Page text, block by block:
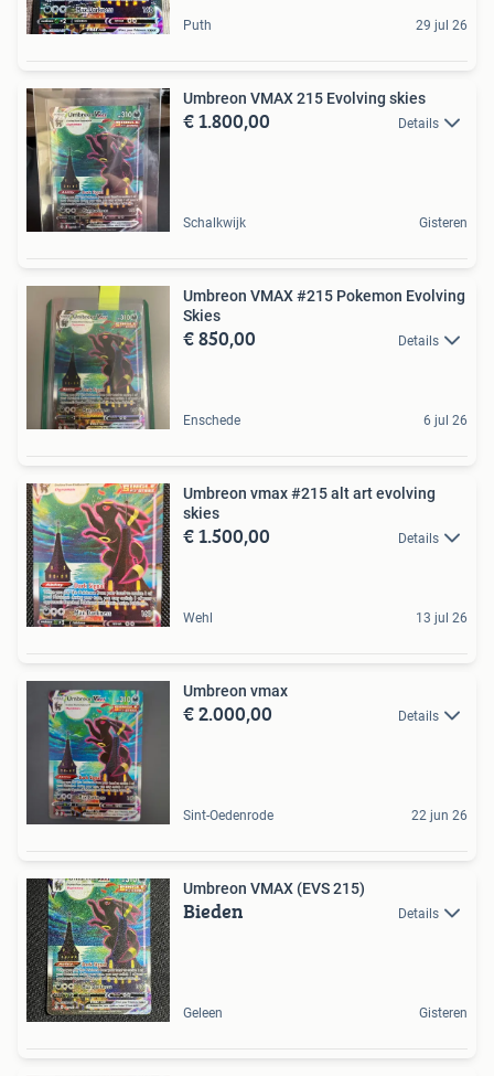
Puth 29 jul 26
Umbreon VMAX 215 Evolving skies
€ 1.800,00 Details
Schalkwijk Gisteren
Umbreon VMAX #215 Pokemon Evolving
Skies
€ 850,00 Details
Enschede 6 jul 26
Umbreon vmax #215 alt art evolving
skies
€ 1.500,00 Details
Wehl 13 jul 26
Umbreon vmax
€ 2.000,00 Details
Sint-Oedenrode 22 jun 26
Umbreon VMAX (EVS 215)
Bieden Details
Geleen Gisteren